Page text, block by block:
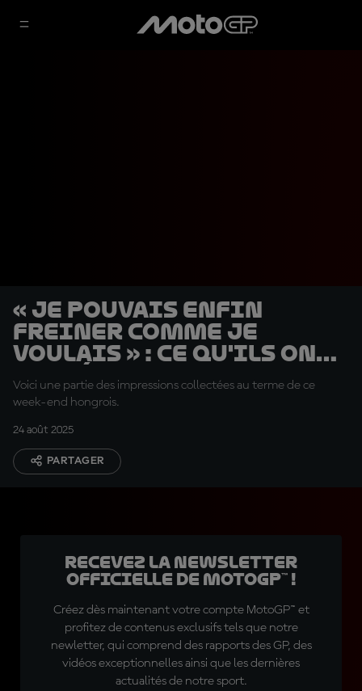
« Je pouvais enfin
freiner comme je
voulais » : Ce qu'ils ont
pensé de leur dimanche
au Balaton
Voici une partie des impressions collectées au terme de ce
week-end hongrois.
24 août 2025
PARTAGER
Recevez la Newsletter
officielle de MotoGP™ !
Créez dès maintenant votre compte MotoGP™ et
profitez de contenus exclusifs tels que notre
newletter, qui comprend des rapports des GP, des
vidéos exceptionnelles ainsi que les dernières
actualités de notre sport.